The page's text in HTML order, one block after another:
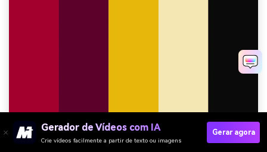
#A4002D #5C0029 #E5B80B #F4E7B2 #0A0A0B
Gerador de Vídeos com IA
Crie vídeos facilmente a partir de texto ou imagens
Gerar agora